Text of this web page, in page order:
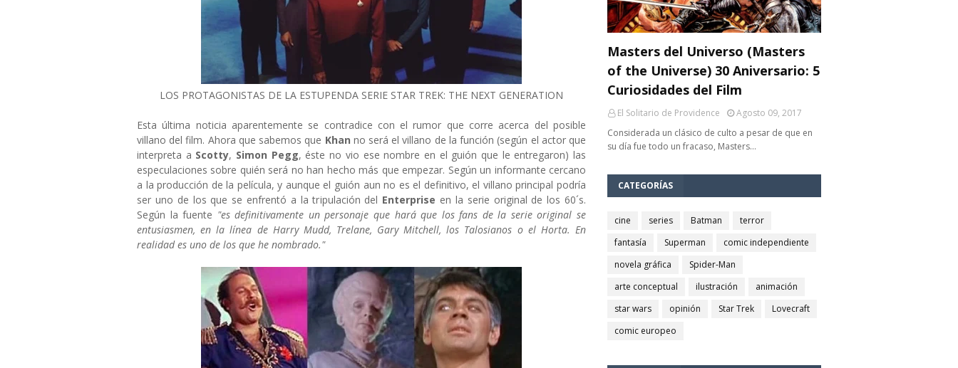
LOS PROTAGONISTAS DE LA ESTUPENDA SERIE STAR TREK: THE NEXT GENERATION
Esta última noticia aparentemente se contradice con el rumor que corre acerca del posible
villano del film. Ahora que sabemos que Khan no será el villano de la función (según el actor que
interpreta a Scotty, Simon Pegg, éste no vio ese nombre en el guión que le entregaron) las
especulaciones sobre quién será no han hecho más que empezar. Según un informante cercano
a la producción de la película, y aunque el guión aun no es el definitivo, el villano principal podría
ser uno de los que se enfrentó a la tripulación del Enterprise en la serie original de los 60´s.
Según la fuente "es definitivamente un personaje que hará que los fans de la serie original se
entusiasmen, en la línea de Harry Mudd, Trelane, Gary Mitchell, los Talosianos o el Horta. En
realidad es uno de los que he nombrado."
Masters del Universo (Masters
of the Universe) 30 Aniversario: 5
Curiosidades del Film
El Solitario de Providence
Agosto 09, 2017
Considerada un clásico de culto a pesar de que en
su día fue todo un fracaso, Masters…
CATEGORÍAS
cine series Batman
terror
fantasía
Superman
comic independiente
novela gráfica
Spider-Man
arte conceptual
ilustración
animación
star wars
opinión Star Trek
Lovecraft
comic europeo